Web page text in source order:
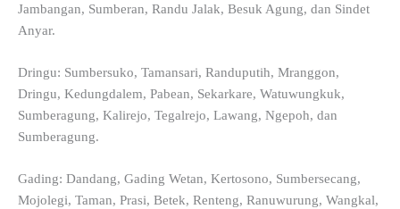
Jambangan, Sumberan, Randu Jalak, Besuk Agung, dan Sindet
Anyar.
Dringu: Sumbersuko, Tamansari, Randuputih, Mranggon,
Dringu, Kedungdalem, Pabean, Sekarkare, Watuwungkuk,
Sumberagung, Kalirejo, Tegalrejo, Lawang, Ngepoh, dan
Sumberagung.
Gading: Dandang, Gading Wetan, Kertosono, Sumbersecang,
Mojolegi, Taman, Prasi, Betek, Renteng, Ranuwurung, Wangkal,